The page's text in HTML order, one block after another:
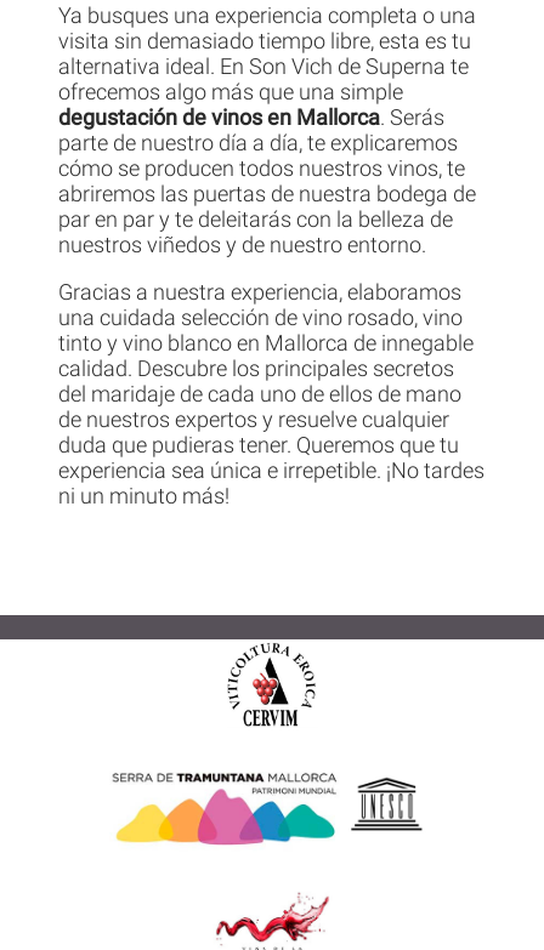
Ya busques una experiencia completa o una
visita sin demasiado tiempo libre, esta es tu
alternativa ideal. En Son Vich de Superna te
ofrecemos algo más que una simple
degustación de vinos en Mallorca. Serás
parte de nuestro día a día, te explicaremos
cómo se producen todos nuestros vinos, te
abriremos las puertas de nuestra bodega de
par en par y te deleitarás con la belleza de
nuestros viñedos y de nuestro entorno.
Gracias a nuestra experiencia, elaboramos
una cuidada selección de vino rosado, vino
tinto y vino blanco en Mallorca de innegable
calidad. Descubre los principales secretos
del maridaje de cada uno de ellos de mano
de nuestros expertos y resuelve cualquier
duda que pudieras tener. Queremos que tu
experiencia sea única e irrepetible. ¡No tardes
ni un minuto más!